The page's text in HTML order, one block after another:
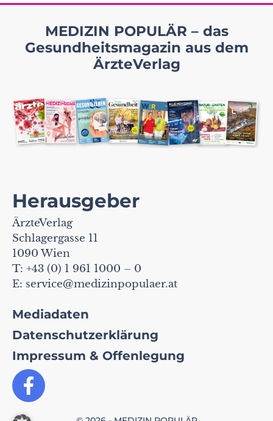
MEDIZIN POPULÄR – das
Gesundheitsmagazin aus dem
ÄrzteVerlag
Herausgeber
ÄrzteVerlag
Schlagergasse 11
1090 Wien
T: +43 (0) 1 961 1000 – 0
E: service@medizinpopulaer.at
Mediadaten
Datenschutzerklärung
Impressum & Offenlegung